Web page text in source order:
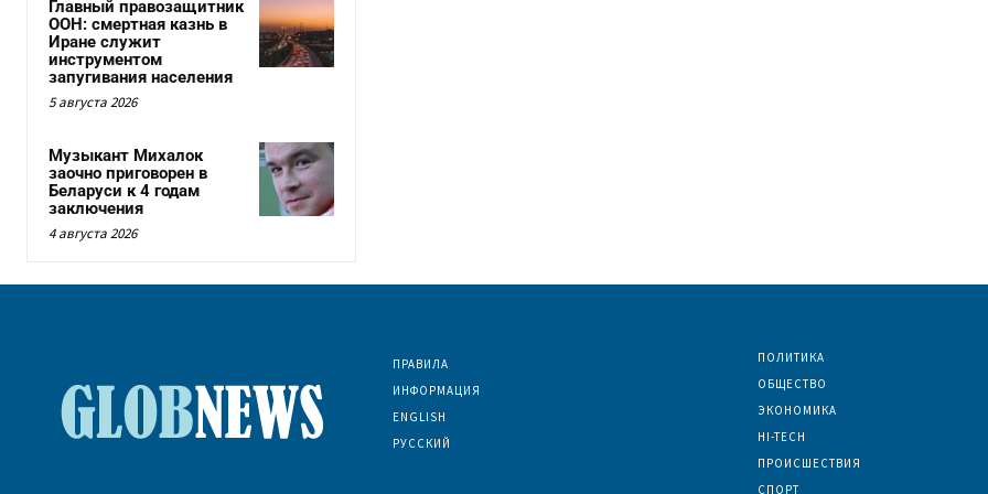
Главный правозащитник
ООН: смертная казнь в
Иране служит
инструментом
запугивания населения
5 августа 2026
Музыкант Михалок
заочно приговорен в
Беларуси к 4 годам
заключения
4 августа 2026
ПРАВИЛА
ИНФОРМАЦИЯ
ENGLISH
РУССКИЙ
ПОЛИТИКА
ОБЩЕСТВО
ЭКОНОМИКА
HI-TECH
ПРОИСШЕСТВИЯ
СПОРТ